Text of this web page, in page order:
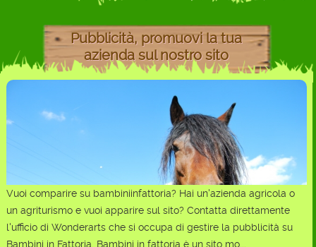
Pubblicità, promuovi la tua
azienda sul nostro sito
Vuoi comparire su bambiniinfattoria? Hai un'azienda agricola o
un agriturismo e vuoi apparire sul sito? Contatta direttamente
l'ufficio di Wonderarts che si occupa di gestire la pubblicità su
Bambini in Fattoria. Bambini in fattoria è un sito mo...